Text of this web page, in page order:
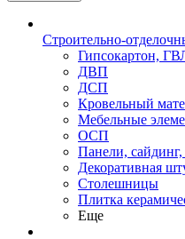
Строительно-
Гипсокартон,
ДВП
ДСП
Кровельный
Мебельные
ОСП
Панели,
Декоративная
Столешницы
Плитка
Еще